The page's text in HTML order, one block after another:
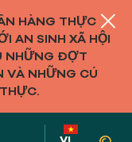
HÀNG THỰC
AN SINH XÃ HỘI
NHỮNG ĐỢT
VÀ NHỮNG CÚ